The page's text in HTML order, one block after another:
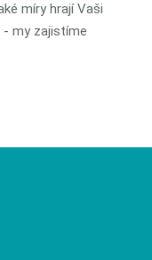
míry hrají Vaši
- my zajistíme